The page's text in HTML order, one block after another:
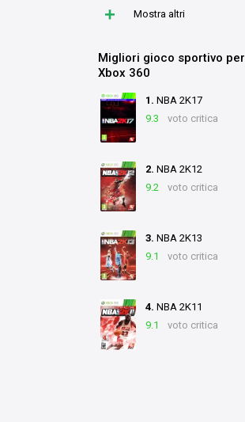
+ Mostra altri
Migliori gioco sportivo per
Xbox 360
1. NBA 2K17
9.3
voto critica
2. NBA 2K12
9.2
voto critica
3. NBA 2K13
9.1
voto critica
4. NBA 2K11
9.1
voto critica